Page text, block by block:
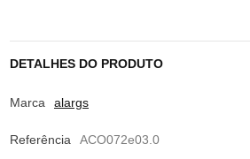
DETALHES DO PRODUTO
Marca alargs
Referência ACO072e03.0